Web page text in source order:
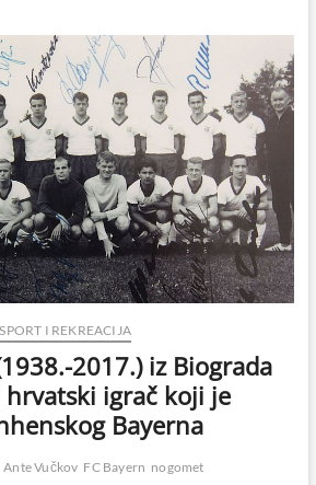
SPORT I REKREACIJA
2017.) iz Biograda
igrač koji je
Bayerna
Ante Vučkov FC Bayern nogomet